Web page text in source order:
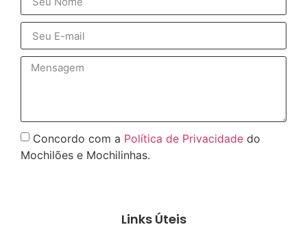
Concordo com a Política de Privacidade do
Mochilões e Mochilinhas.
Links Úteis